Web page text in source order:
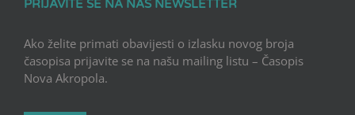
PRIJAVITE SE NA NAŠ NEWSLETTER
Ako želite primati obavijesti o izlasku novog broja
časopisa prijavite se na našu mailing listu – Časopis
Nova Akropola.